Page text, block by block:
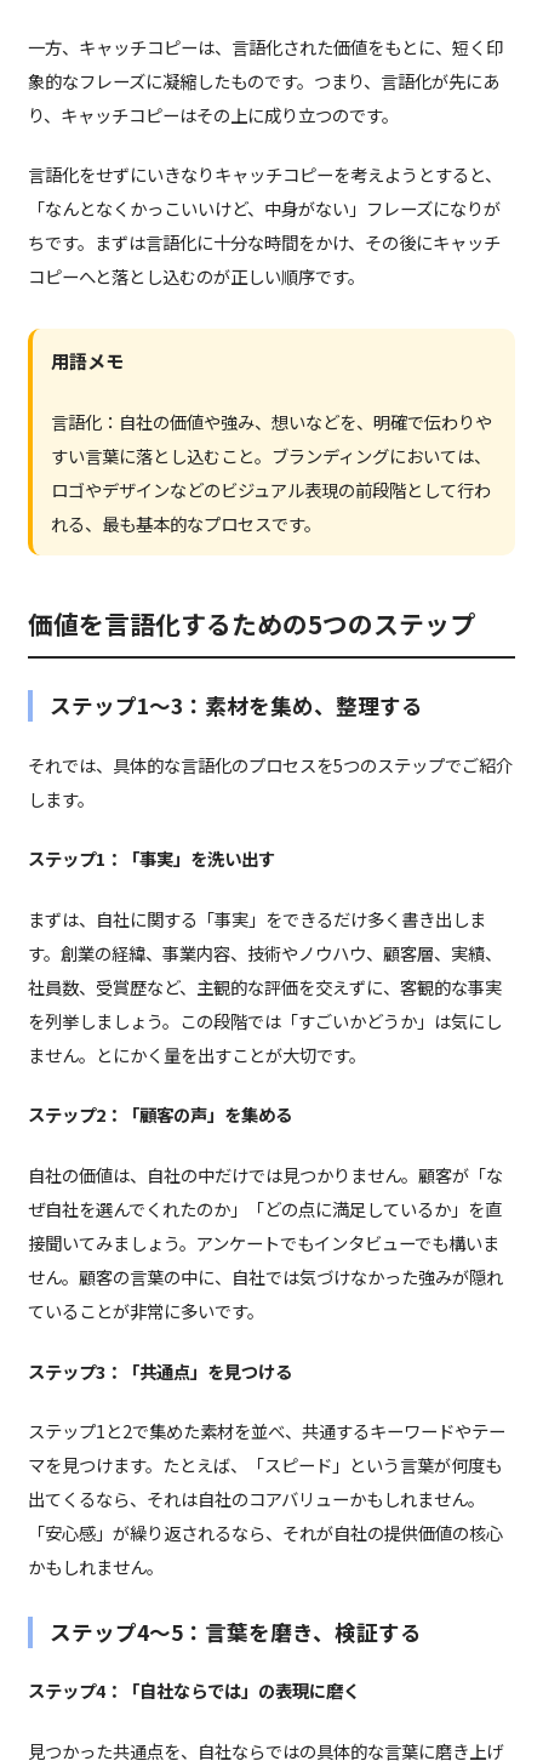
一方、キャッチコピーは、言語化された価値をもとに、短く印
象的なフレーズに凝縮したものです。つまり、言語化が先にあ
り、キャッチコピーはその上に成り立つのです。
言語化をせずにいきなりキャッチコピーを考えようとすると、
「なんとなくかっこいいけど、中身がない」フレーズになりが
ちです。まずは言語化に十分な時間をかけ、その後にキャッチ
コピーへと落とし込むのが正しい順序です。
用語メモ
言語化：自社の価値や強み、想いなどを、明確で伝わりや
すい言葉に落とし込むこと。ブランディングにおいては、
ロゴやデザインなどのビジュアル表現の前段階として行わ
れる、最も基本的なプロセスです。
価値を言語化するための5つのステップ
ステップ1〜3：素材を集め、整理する
それでは、具体的な言語化のプロセスを5つのステップでご紹介
します。
ステップ1：「事実」を洗い出す
まずは、自社に関する「事実」をできるだけ多く書き出しま
す。創業の経緯、事業内容、技術やノウハウ、顧客層、実績、
社員数、受賞歴など、主観的な評価を交えずに、客観的な事実
を列挙しましょう。この段階では「すごいかどうか」は気にし
ません。とにかく量を出すことが大切です。
ステップ2：「顧客の声」を集める
自社の価値は、自社の中だけでは見つかりません。顧客が「な
ぜ自社を選んでくれたのか」「どの点に満足しているか」を直
接聞いてみましょう。アンケートでもインタビューでも構いま
せん。顧客の言葉の中に、自社では気づけなかった強みが隠れ
ていることが非常に多いです。
ステップ3：「共通点」を見つける
ステップ1と2で集めた素材を並べ、共通するキーワードやテー
マを見つけます。たとえば、「スピード」という言葉が何度も
出てくるなら、それは自社のコアバリューかもしれません。
「安心感」が繰り返されるなら、それが自社の提供価値の核心
かもしれません。
ステップ4〜5：言葉を磨き、検証する
ステップ4：「自社ならでは」の表現に磨く
見つかった共通点を、自社ならではの具体的な言葉に磨き上げ